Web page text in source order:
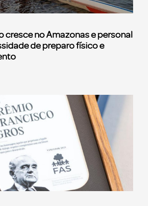
cresce no Amazonas e personal
de preparo físico e